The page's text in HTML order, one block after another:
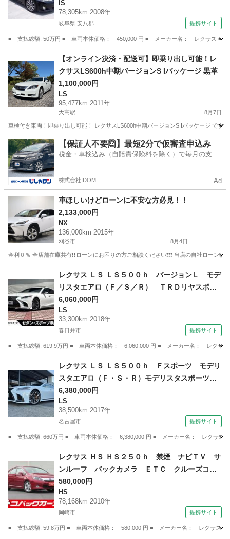
IS
78,305km 2008年
岐阜県 安八郡 提携サイト
■ 支払総額: 50万円 ■ 車両本体価格： 450,000 円 ■ メーカー名： レクサス
IS
【オンライン決済・配送可】即乗り出し可能！レ
クサスLS600h中期バージョンS Iパッケージ 黒革
1,100,000円
LS
95,477km 2011年
大高駅 8月7日
車検付き車両！即乗り出し可能！ レクサスLS600h中期バージョンS Iパッケージ です
愛知 名古屋市 大高駅 LS
【保証人不要🙆】最短2分で仮審査申込み
税金・車検込み（自賠責保険料を除く）で毎月の支払
株式会社IDOM Ad
車ほしいけどローンに不安な方必見！！
2,133,000円
NX
136,000km 2015年
刈谷市 8月4日
金利０％ 全店舗在庫共有❗️❗️ローンにお困りの方ご相談ください❗️❗️❗️ 当店の自社ロ
NX ローン
レクサス ＬＳ ＬＳ５００ｈ バージョンＬ モデ
リスタエアロ（Ｆ／Ｓ／Ｒ） ＴＲＤリヤスポイ
ラー マクレビ ムーンルーフ ＯＰ２０インチ
ＡＷ 禁煙車 デジタルインナーミラー ハンズ
フリーパワートランクリッド セミアニリン革
6,060,000円
LS
33,300km 2018年
春日井市 提携サイト
■ 支払総額: 619.9万円 ■ 車両本体価格： 6,060,000 円 ■ メーカー名： レクサ
LS
レクサス ＬＳ ＬＳ５００ｈ Ｆスポーツ モデリ
スタエアロ（Ｆ・Ｓ・Ｒ）モデリスタスポーツマ
フラー モデリスタトランクスポイラー マーク
レビンソン 赤黒レザーインテリア サンルー
フ パノラミックビューカメラ 新車取説 保証
6,380,000円
LS
38,500km 2017年
名古屋市 提携サイト
■ 支払総額: 660万円 ■ 車両本体価格： 6,380,000 円 ■ メーカー名： レクサス
LS
レクサス ＨＳ ＨＳ２５０ｈ 禁煙 ナビＴＶ サ
ンルーフ バックカメラ ＥＴＣ クルーズコン
トロール スマートキー ＤＶＤ再生 イモビラ
イザー 後席送風機 （検9.8）
580,000円
HS
78,168km 2010年
岡崎市 提携サイト
■ 支払総額: 59.8万円 ■ 車両本体価格： 580,000 円 ■ メーカー名： レクサ